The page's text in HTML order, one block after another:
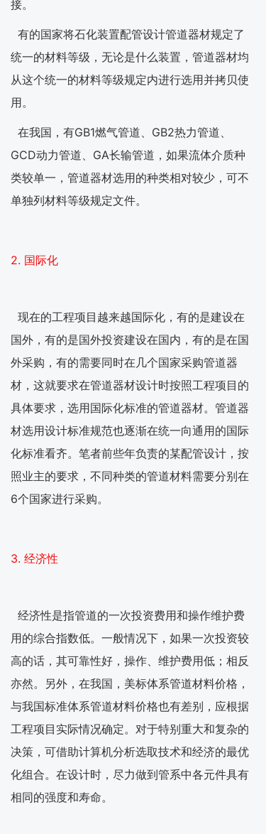
接。
有的国家将石化装置配管设计管道器材规定了
统一的材料等级，无论是什么装置，管道器材均
从这个统一的材料等级规定内进行选用并拷贝使
用。
在我国，有GB1燃气管道、GB2热力管道、
GCD动力管道、GA长输管道，如果流体介质种
类较单一，管道器材选用的种类相对较少，可不
单独列材料等级规定文件。
2. 国际化
现在的工程项目越来越国际化，有的是建设在
国外，有的是国外投资建设在国内，有的是在国
外采购，有的需要同时在几个国家采购管道器
材，这就要求在管道器材设计时按照工程项目的
具体要求，选用国际化标准的管道器材。管道器
材选用设计标准规范也逐渐在统一向通用的国际
化标准看齐。笔者前些年负责的某配管设计，按
照业主的要求，不同种类的管道材料需要分别在
6个国家进行采购。
3. 经济性
经济性是指管道的一次投资费用和操作维护费
用的综合指数低。一般情况下，如果一次投资较
高的话，其可靠性好，操作、维护费用低；相反
亦然。另外，在我国，美标体系管道材料价格，
与我国标准体系管道材料价格也有差别，应根据
工程项目实际情况确定。对于特别重大和复杂的
决策，可借助计算机分析选取技术和经济的最优
化组合。在设计时，尽力做到管系中各元件具有
相同的强度和寿命。